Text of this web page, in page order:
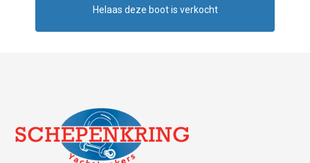
Helaas deze boot is verkocht